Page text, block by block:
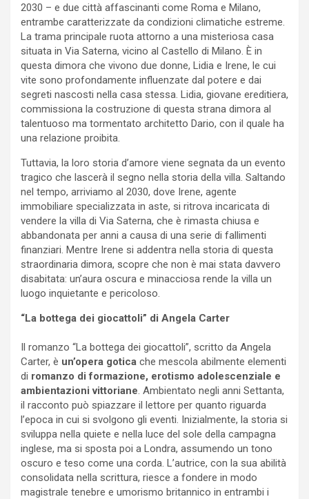
2030 – e due città affascinanti come Roma e Milano,
entrambe caratterizzate da condizioni climatiche estreme.
La trama principale ruota attorno a una misteriosa casa
situata in Via Saterna, vicino al Castello di Milano. È in
questa dimora che vivono due donne, Lidia e Irene, le cui
vite sono profondamente influenzate dal potere e dai
segreti nascosti nella casa stessa. Lidia, giovane ereditiera,
commissiona la costruzione di questa strana dimora al
talentuoso ma tormentato architetto Dario, con il quale ha
una relazione proibita.
Tuttavia, la loro storia d’amore viene segnata da un evento
tragico che lascerà il segno nella storia della villa. Saltando
nel tempo, arriviamo al 2030, dove Irene, agente
immobiliare specializzata in aste, si ritrova incaricata di
vendere la villa di Via Saterna, che è rimasta chiusa e
abbandonata per anni a causa di una serie di fallimenti
finanziari. Mentre Irene si addentra nella storia di questa
straordinaria dimora, scopre che non è mai stata davvero
disabitata: un’aura oscura e minacciosa rende la villa un
luogo inquietante e pericoloso.
“La bottega dei giocattoli” di Angela Carter
Il romanzo “La bottega dei giocattoli”, scritto da Angela
Carter, è un’opera gotica che mescola abilmente elementi
di romanzo di formazione, erotismo adolescenziale e
ambientazioni vittoriane. Ambientato negli anni Settanta,
il racconto può spiazzare il lettore per quanto riguarda
l’epoca in cui si svolgono gli eventi. Inizialmente, la storia si
sviluppa nella quiete e nella luce del sole della campagna
inglese, ma si sposta poi a Londra, assumendo un tono
oscuro e teso come una corda. L’autrice, con la sua abilità
consolidata nella scrittura, riesce a fondere in modo
magistrale tenebre e umorismo britannico in entrambi i